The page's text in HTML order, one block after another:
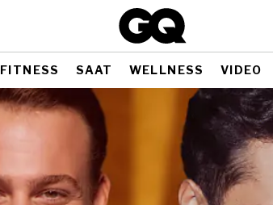
FITNESS SAAT WELLNESS VIDEO